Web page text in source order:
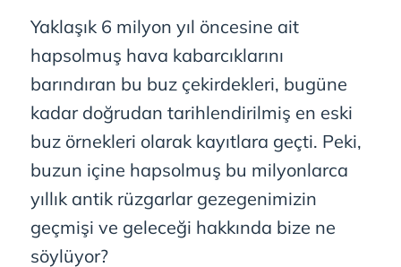
Yaklaşık 6 milyon yıl öncesine ait
hapsolmuş hava kabarcıklarını
barındıran bu buz çekirdekleri, bugüne
kadar doğrudan tarihlendirilmiş en eski
buz örnekleri olarak kayıtlara geçti. Peki,
buzun içine hapsolmuş bu milyonlarca
yıllık antik rüzgarlar gezegenimizin
geçmişi ve geleceği hakkında bize ne
söylüyor?